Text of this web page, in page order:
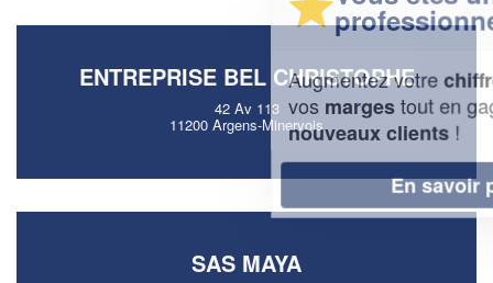
ENTREPRISE BEL CHRISTOPHE
42 Av 113
11200 Argens-Minervois
SAS MAYA
professionnel ?
Augmentez votrechiffre d'affaireset
margestout en gagnant de
nouveaux clients!
En savoir plus